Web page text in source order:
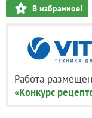
В избранное!
Работа
«Конкурс